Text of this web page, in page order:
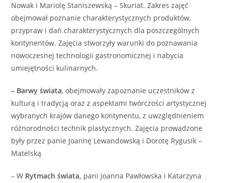
Nowak i Mariolę Staniszewską – Skuriat. Zakres zajęć
obejmował poznanie charakterystycznych produktów,
przypraw i dań charakterystycznych dla poszczególnych
kontynentów. Zajęcia stworzyły warunki do poznawania
nowoczesnej technologii gastronomicznej i nabycia
umiejętności kulinarnych.
– Barwy świata, obejmowały zapoznanie uczestników z
kulturą i tradycją oraz z aspektami twórczości artystycznej
wybranych krajów danego kontynentu, z uwzględnieniem
różnorodności technik plastycznych. Zajęcia prowadzone
były przez panie Joannę Lewandowską i Dorotę Rygusik –
Matelską
– W Rytmach świata, pani Joanna Pawłowska i Katarzyna